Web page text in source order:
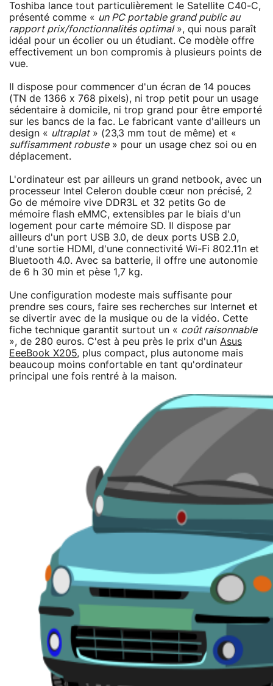
Toshiba lance tout particulièrement le Satellite C40-C,
présenté comme « un PC portable grand public au
rapport prix/fonctionnalités optimal», qui nous paraît
idéal pour un écolier ou un étudiant. Ce modèle offre
effectivement un bon compromis à plusieurs points de
vue.
Il dispose pour commencer d'un écran de 14 pouces
(TN de 1366 x 768 pixels), ni trop petit pour un usage
sédentaire à domicile, ni trop grand pour être emporté
sur les bancs de la fac. Le fabricant vante d'ailleurs un
design « ultraplat» (23,3 mm tout de même) et «
suffisamment robuste» pour un usage chez soi ou en
déplacement.
L'ordinateur est par ailleurs un grand netbook, avec un
processeur Intel Celeron double cœur non précisé, 2
Go de mémoire vive DDR3L et 32 petits Go de
mémoire flash eMMC, extensibles par le biais d'un
logement pour carte mémoire SD. Il dispose par
ailleurs d'un port USB 3.0, de deux ports USB 2.0,
d'une sortie HDMI, d'une connectivité Wi-Fi 802.11n et
Bluetooth 4.0. Avec sa batterie, il offre une autonomie
de 6 h 30 min et pèse 1,7 kg.
Une configuration modeste mais suffisante pour
prendre ses cours, faire ses recherches sur Internet et
se divertir avec de la musique ou de la vidéo. Cette
fiche technique garantit surtout un « coût raisonnable
», de 280 euros. C'est à peu près le prix d'un Asus
EeeBook X205, plus compact, plus autonome mais
beaucoup moins confortable en tant qu'ordinateur
principal une fois rentré à la maison.